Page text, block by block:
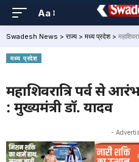
Aa
Swadesh News > राज्य> मध्य प्रदेश>
मध्य प्रदेश
महाशिवरात्रि पर्व से
: मुख्यमंत्री डॉ. यादव
-